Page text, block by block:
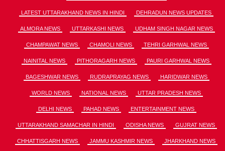
LATEST UTTARAKHAND NEWS IN HINDI DEHRADUN NEWS UPDATES
ALMORA NEWS UTTARKASHI NEWS UDHAM SINGH NAGAR NEWS
CHAMPAWAT NEWS CHAMOLI NEWS TEHRI GARHWAL NEWS
NAINITAL NEWS PITHORAGARH NEWS PAURI GARHWAL NEWS
BAGESHWAR NEWS RUDRAPRAYAG NEWS HARIDWAR NEWS
WORLD NEWS NATIONAL NEWS UTTAR PRADESH NEWS
DELHI NEWS PAHAD NEWS ENTERTAINMENT NEWS
UTTARAKHAND SAMACHAR IN HINDI ODISHA NEWS GUJRAT NEWS
CHHATTISGARH NEWS JAMMU KASHMIR NEWS JHARKHAND NEWS